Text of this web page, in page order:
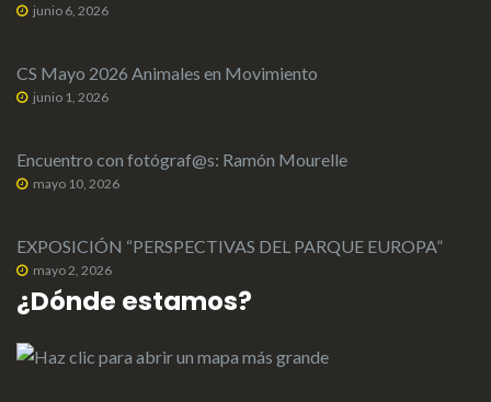
junio 6, 2026
CS Mayo 2026 Animales en Movimiento
junio 1, 2026
Encuentro con fotógraf@s: Ramón Mourelle
mayo 10, 2026
EXPOSICIÓN “PERSPECTIVAS DEL PARQUE EUROPA”
mayo 2, 2026
¿Dónde estamos?